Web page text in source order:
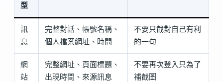
型
訊
息
完整對話、帳號名稱、
個人檔案網址、時間
不要只截對自己有利
的一句
網
站
完整網址、頁面標題、
出現時間、來源訊息
不要再次登入只為了
補截圖